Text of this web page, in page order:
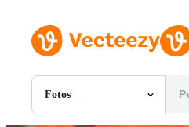
Fotos
Todas Imagens